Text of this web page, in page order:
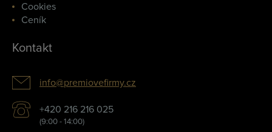
Cookies
Ceník
Kontakt
info@premiovefirmy.cz
+420 216 216 025
(9:00 - 14:00)